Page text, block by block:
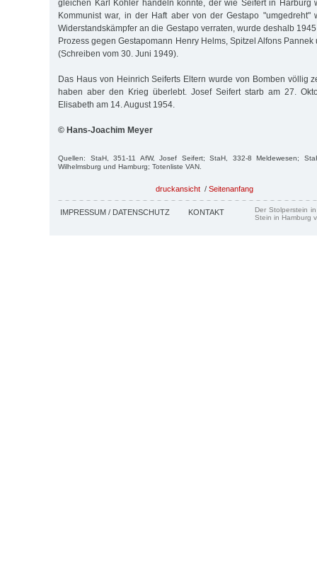
gleichen Karl Köhler handeln könnte, der wie Seifert in Harburg
Kommunist war, in der Haft aber von der Gestapo "umgedreht"
Widerstandskämpfer an die Gestapo verraten, wurde deshalb
Prozess gegen Gestapomann Henry Helms, Spitzel Alfons
(Schreiben vom 30. Juni 1949).
Das Haus von Heinrich Seiferts Eltern wurde von Bomben völlig
haben aber den Krieg überlebt. Josef Seifert starb am 27.
Elisabeth am 14. August 1954.
© Hans-Joachim Meyer
Quellen: StaH, 351-11 AfW, Josef Seifert; StaH, 332-8 Meldewesen;
Wilhelmsburg und Hamburg; Totenliste VAN.
druckansicht / Seitenanfang
IMPRESSUM / DATENSCHUTZ KONTAKT
Der Stolperstein
Stein in Hamburg